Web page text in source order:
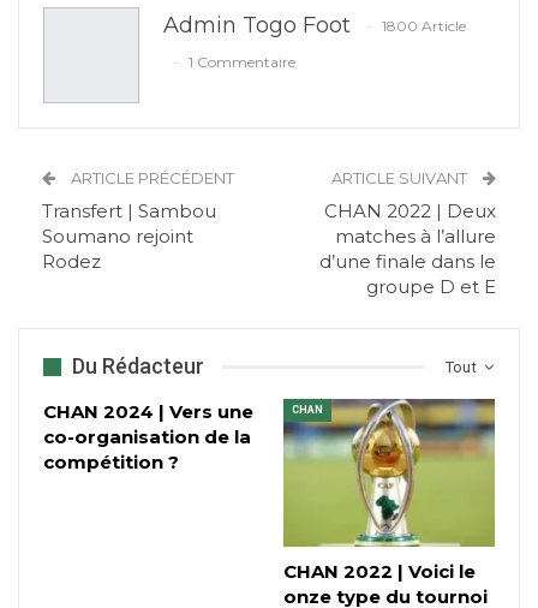
Admin Togo Foot
1800 Article
1 Commentaire
ARTICLE PRÉCÉDENT
Transfert | Sambou
Soumano rejoint
Rodez
ARTICLE SUIVANT
CHAN 2022 | Deux
matches à l’allure
d’une finale dans le
groupe D et E
Tout
Du Rédacteur
CHAN 2024 | Vers une
co-organisation de la
compétition ?
CHAN
CHAN 2022 | Voici le
onze type du tournoi